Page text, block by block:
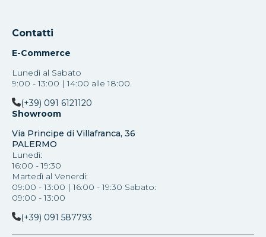
Contatti
E-Commerce
Lunedì al Sabato
9:00 - 13:00 | 14:00 alle 18:00.
(+39) 091 6121120
Showroom
Via Principe di Villafranca, 36
PALERMO
Lunedì:
16:00 - 19:30
Martedì al Venerdi:
09:00 - 13:00 | 16:00 - 19:30 Sabato:
09:00 - 13:00
(+39) 091 587793